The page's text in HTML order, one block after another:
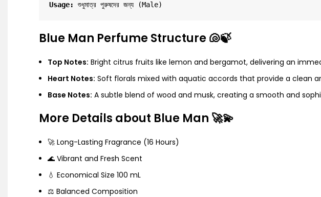
Usage:
Blue Man Perfume Structure 🐚🍃
Top Notes: Bright citrus fruits like lemon and bergamot, delivering an
Heart Notes: Soft florals mixed with aquatic accords that provide a clean
Base Notes: A subtle blend of wood and musk, creating a smooth and
More Details about Blue Man 🚀💫
🚀 Long-Lasting Fragrance (16 Hours)
🌊 Vibrant and Fresh Scent
💧 Economical Size 100 mL
⚖️ Balanced Composition